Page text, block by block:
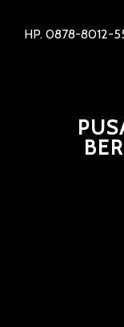
HP. 0878-8012-